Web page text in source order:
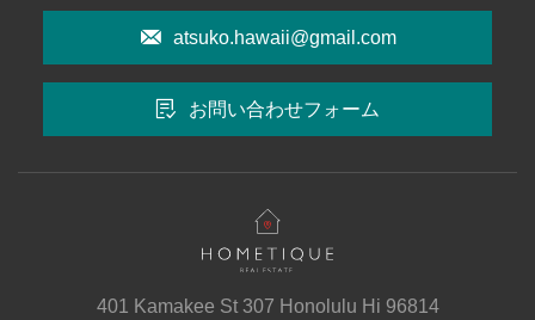
atsuko.hawaii@gmail.com
お問い合わせフォーム
401 Kamakee St 307 Honolulu Hi 96814